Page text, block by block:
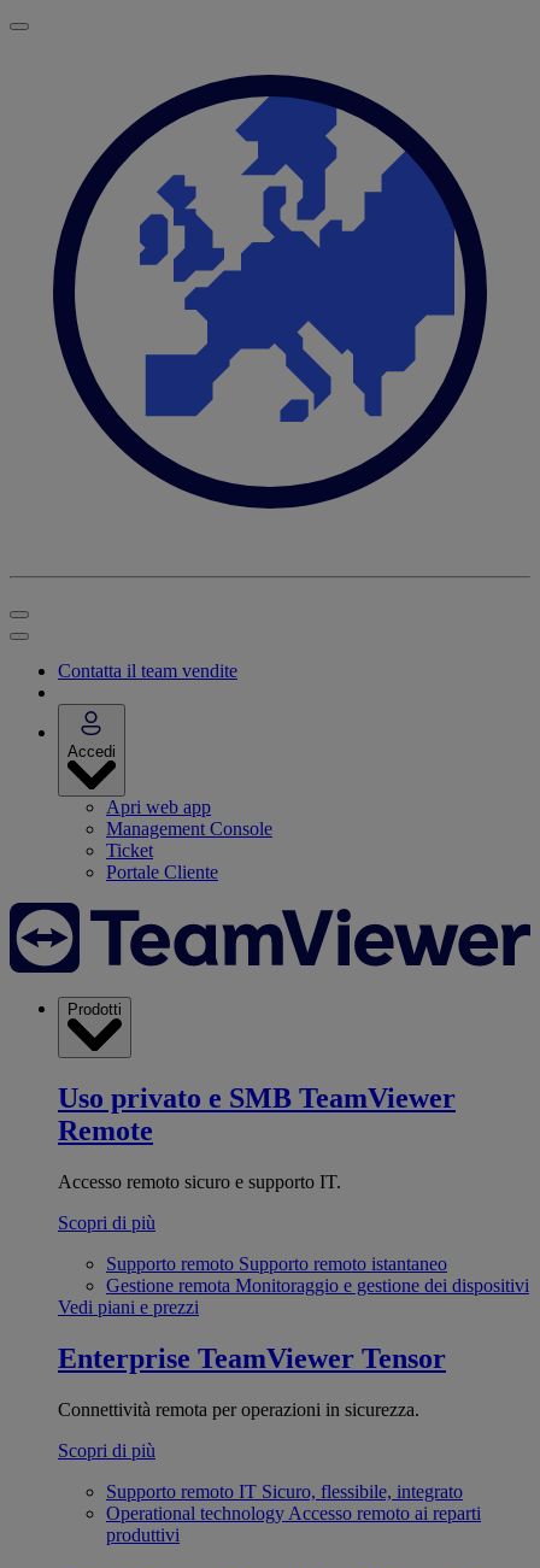
Contatta il team vendite
Accedi
Apri web app
Management Console
Ticket
Portale Cliente
Prodotti
Uso privato e SMB TeamViewer
Remote
Accesso remoto sicuro e supporto IT.
Scopri di più
Supporto remoto Supporto remoto istantaneo
Gestione remota Monitoraggio e gestione dei dispositivi
Vedi piani e prezzi
Enterprise TeamViewer Tensor
Connettività remota per operazioni in sicurezza.
Scopri di più
Supporto remoto IT Sicuro, flessibile, integrato
Operational technology Accesso remoto ai reparti
produttivi